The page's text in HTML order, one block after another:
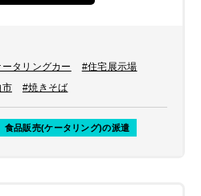
タリングカー
#住宅展示場
市 #焼きそば
食品販売(ケータリング)の派遣